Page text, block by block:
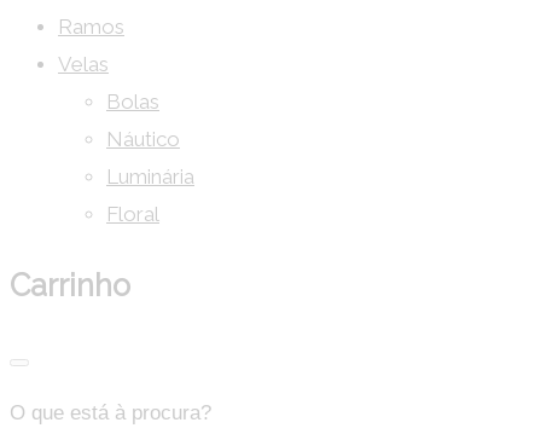
Ramos
Velas
Bolas
Náutico
Luminária
Floral
Carrinho
O que está à procura?